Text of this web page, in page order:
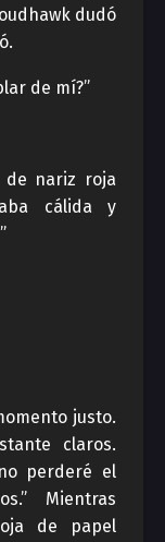
dudó
de mí?”
de nariz roja
cálida y
justo.
claros.
perderé el
Mientras
de papel